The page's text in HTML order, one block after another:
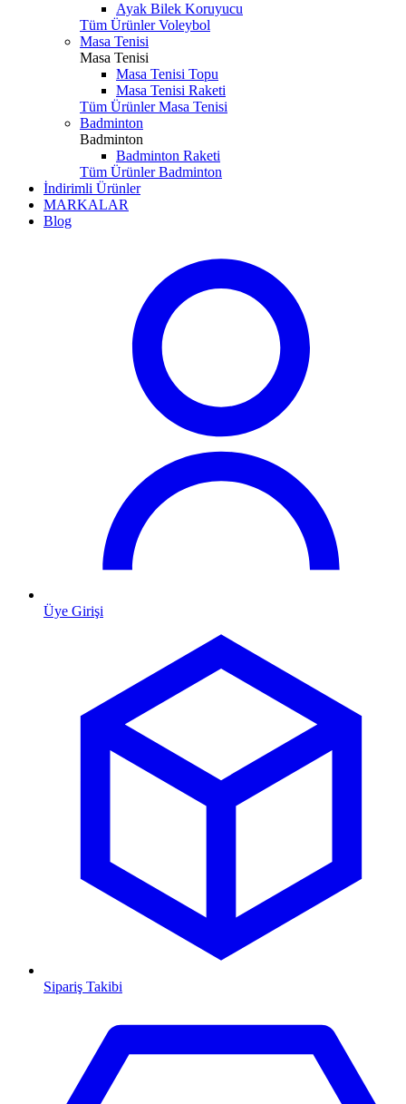
Ayak Bilek Koruyucu
Tüm Ürünler Voleybol
Masa Tenisi
Masa Tenisi
Masa Tenisi Topu
Masa Tenisi Raketi
Tüm Ürünler Masa Tenisi
Badminton
Badminton
Badminton Raketi
Tüm Ürünler Badminton
İndirimli Ürünler
MARKALAR
Blog
Üye Girişi
Sipariş Takibi